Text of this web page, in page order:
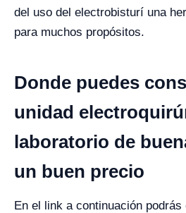
del uso del electrobisturí una
para muchos propósitos.
Donde puedes
unidad
laboratorio de
un buen precio
En el link a continuación